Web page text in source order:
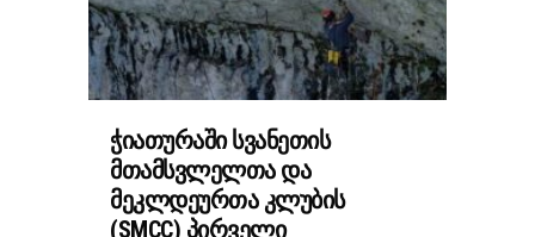
ᲭᲘᲐᲗᲣᲠᲐᲨᲘ ᲡᲕᲐᲜᲔᲗᲘᲡ
ᲛᲗᲐᲛᲡᲕᲚᲔᲚᲗᲐ ᲓᲐ
ᲛᲔᲙᲚᲓᲔᲣᲠᲗᲐ ᲙᲚᲣᲑᲘᲡ
(SMCC) ᲞᲘᲠᲕᲔᲚᲘ